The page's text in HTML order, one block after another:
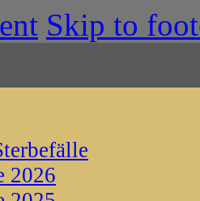
Skip to
2026